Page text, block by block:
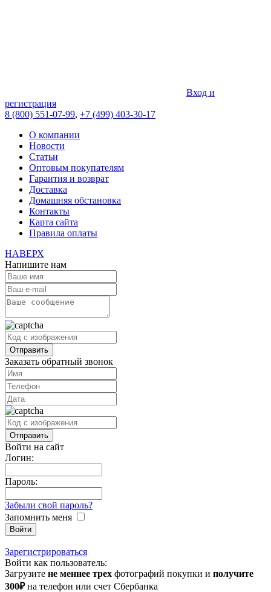
Вход и
регистрация
8 (800) 551-07-99, +7 (499) 403-30-17
О компании
Новости
Статьи
Оптовым покупателям
Гарантия и возврат
Доставка
Домашняя обстановка
Контакты
Карта сайта
Правила оплаты
НАВЕРХ
Напишите нам
Заказать обратный звонок
Войти на сайт
Логин:
Пароль:
Забыли свой пароль?
Запомнить меня
Зарегистрироваться
Войти как пользователь:
Загрузите не меннее трех фотографий покупки и получите
300₽на телефон или счет Сбербанка